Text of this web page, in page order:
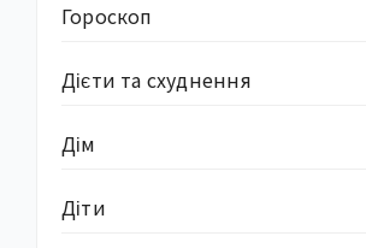
Гороскоп
Дієти та схуднення
Дім
Діти